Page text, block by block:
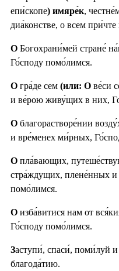
епи́скопе) имяре́к,
диа́констве, о всем
О Богохрани́мей стране́
Го́споду помо́лимся.
О гра́де сем (или: О ве́си
и ве́рою живу́щих в них,
О благорастворе́нии
и вре́менех ми́рных,
О пла́вающих,
стра́ждущих, плене́нных и
помо́лимся.
О изба́витися нам от
Го́споду помо́лимся.
Заступи́, спаси́, поми́луй
благода́тию.